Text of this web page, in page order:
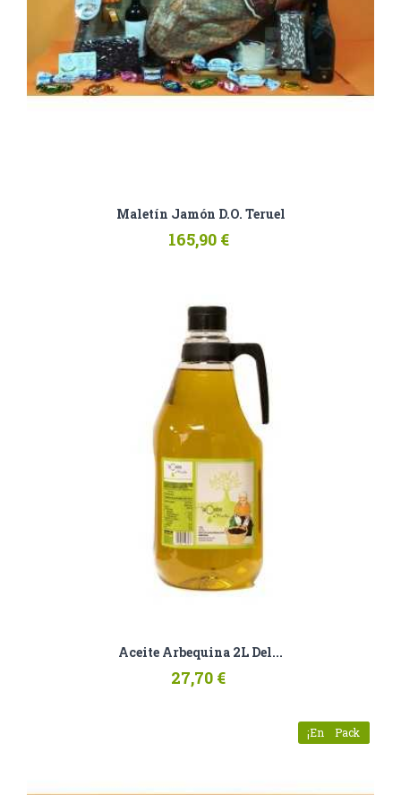
Maletín Jamón D.O. Teruel
165,90 €
Aceite Arbequina 2L Del...
27,70 €
¡En Oferta!
Pack